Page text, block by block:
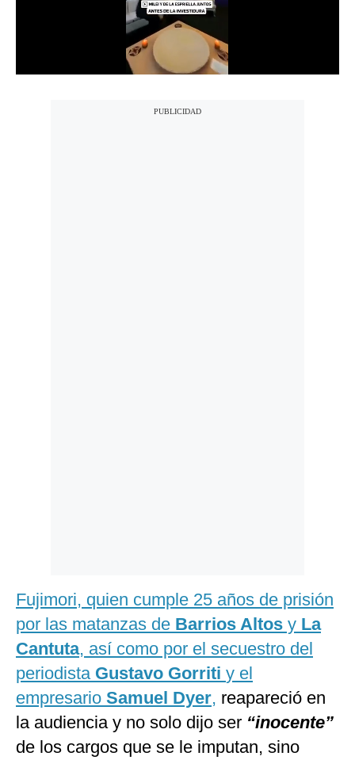
Fujimori, quien cumple 25 años de prisión
por las matanzas de Barrios Altos y La
Cantuta, así como por el secuestro del
periodista Gustavo Gorriti y el
empresario Samuel Dyer, reapareció en
la audiencia y no solo dijo ser “inocente”
de los cargos que se le imputan, sino